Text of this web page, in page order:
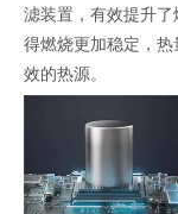
滤装置，有效提升
得燃烧更加稳定，
效的热源。